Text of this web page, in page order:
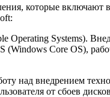
которые включают
Operating Systems).
(Windows Core OS),
над внедрением
от сбоев